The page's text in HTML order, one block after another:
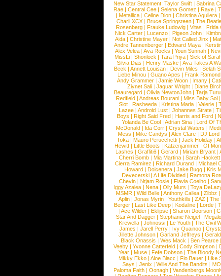
New Star Statement: Taylor Swift | Sabrina
Rae |Central Cee |Selena Gomez |Raye |
| Metallica | Celine Dion | Christina Aguilera |
Charli XCX |Bruce Springsteen |The
Rosenberg | Frauke Ludowig | Vitas | Frida
Nick Carter | Lucenzo | Pigeon John |
Aida |Christine Mayer |Not Called Jinx |
Andre Tannenberger | Edward Maya |
Alex Velea | Ava Rocks | Youn Sunnah |
MissLi | Shonlock | Tara Priya | Sick of
Silvia Dias |Henry Maske |Ava Takes A
Beck |Annett Louisan |Devin Miles |Selah
Liebe Minou |Guano Apes |Frank Ramond
Andy Grammer |Jamie Woon | Imany |
Ziynet Sali |Jaguar Wright |Diane
Beauregard |Olivia NewtonJohn |Tarja
Redfield | Andreas Bourani | Miss Baby Sol
Slot | Rasheeda | Kristina Maria | Valerie |
Lazee | Android Lust | Johannes Strate |
Boys | Right Said Fred | Harris and Ford |
Yolanda Be Cool |Adrian Sina |Lord Of
McDonald | Ida Corr |Crystal Waters |
Mess | Mike Candys | Alex Clare | DJ Lord
Toka | Mauro Perucchetti | Jack Holiday |
Hewitt |Little Boots |Katzenjammer |Of
Lashes |Graffiti6 |Gerard |Miriam Bryant |
Cherri Bomb | Mia Martina | Sarah Hackett
Cierra Ramirez | Richard Durand | Michael
Howard |Dolcenera |Jake Bugg |Kris
Devecerski |A Life Divided |Ramona
Chevin |Ntjam Rosie |Flavia Coelho |
Iggy Azalea | Nena | Olly Murs | Toya
MSMR |Wild Belle |Anthony Callea |Zibbz
Aplin | Jonas Myrin | Youthkills | ZAZ | The
Berger |Last Like Deep |Kodaline |Lorde |
|Ace Wilder |Eklipse |Sharon Doorson |
Star And Dagger | Stephanie Neigel |
Krewella | Johnossi | Le Youth | The Civil
James | Jarell Perry | Ivy Quainoo |
Jillette Johnson | Garland Jeffreys |
Black Onassis | Wes Mack | Ben Pearce
Veeby | Yvonne Catterfeld | Cody Simpson |
Year |Muse |Fefe Dobson |The Bloody
Mikky Ekko | Aloe Blacc | Flo Bauer | Like
Says | Jenix | Wille And The Bandits | MO
Paloma Faith |Oonagh |Vandenbergs